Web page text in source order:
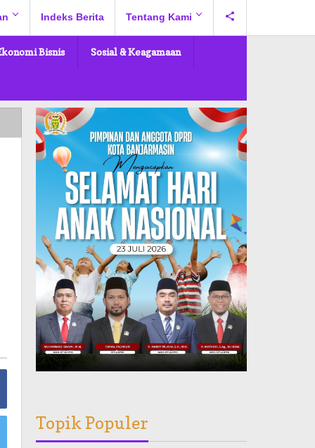
Indeks Berita Tentang Kami
Bisnis Sosial & Keagamaan
Topik Populer